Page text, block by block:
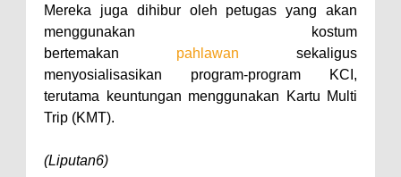
Mereka juga dihibur oleh petugas yang akan
menggunakan kostum
bertemakan pahlawan sekaligus
menyosialisasikan program-program KCI,
terutama keuntungan menggunakan Kartu Multi
Trip (KMT).
(Liputan6)